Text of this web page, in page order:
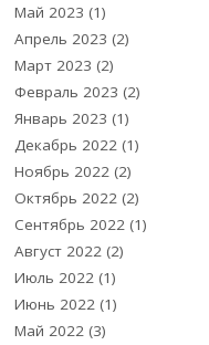
Май 2023 (1)
Апрель 2023 (2)
Март 2023 (2)
Февраль 2023 (2)
Январь 2023 (1)
Декабрь 2022 (1)
Ноябрь 2022 (2)
Октябрь 2022 (2)
Сентябрь 2022 (1)
Август 2022 (2)
Июль 2022 (1)
Июнь 2022 (1)
Май 2022 (3)